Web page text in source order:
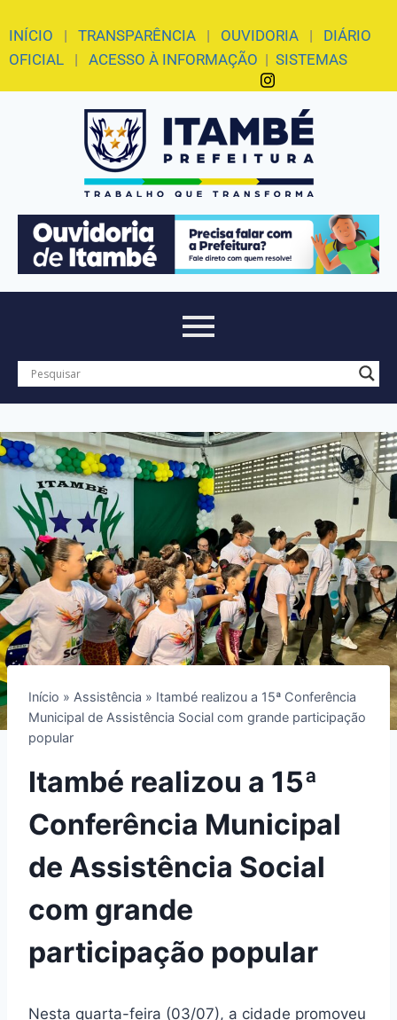
INÍCIO | TRANSPARÊNCIA | OUVIDORIA | DIÁRIO
OFICIAL | ACESSO À INFORMAÇÃO | SISTEMAS
Início » Assistência » Itambé realizou a 15ª Conferência
Municipal de Assistência Social com grande participação
popular
Itambé realizou a 15ª
Conferência Municipal
de Assistência Social
com grande
participação popular
Nesta quarta-feira (03/07), a cidade promoveu